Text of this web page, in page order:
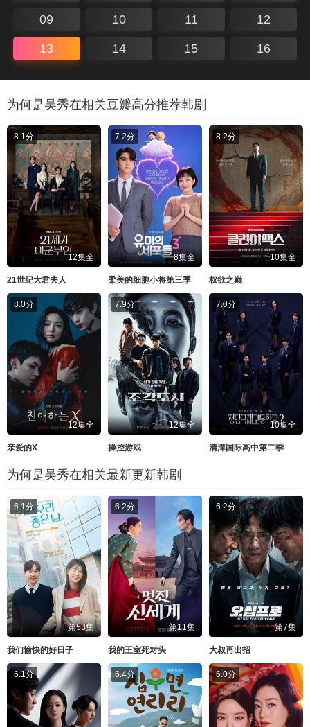
09 10 11 12
13 14 15 16
为何是吴秀在相关豆瓣高分推荐韩剧
8.1分
12集全
21世纪大君夫人
7.2分
8集全
柔美的细胞小将第三季
8.2分
10集全
权欲之巅
8.0分
12集全
亲爱的X
7.9分
12集全
操控游戏
7.0分
10集全
清潭国际高中第二季
为何是吴秀在相关最新更新韩剧
6.1分
第53集
我们愉快的好日子
6.2分
第11集
我的王室死对头
6.2分
第7集
大叔再出招
6.1分 6.4分 6.0分